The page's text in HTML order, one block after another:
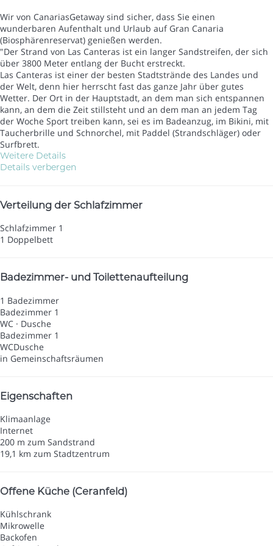
Wir von CanariasGetaway sind sicher, dass Sie einen
wunderbaren Aufenthalt und Urlaub auf Gran Canaria
(Biosphärenreservat) genießen werden.
"Der Strand von Las Canteras ist ein langer Sandstreifen, der sich
über 3800 Meter entlang der Bucht erstreckt.
Las Canteras ist einer der besten Stadtstrände des Landes und
der Welt, denn hier herrscht fast das ganze Jahr über gutes
Wetter. Der Ort in der Hauptstadt, an dem man sich entspannen
kann, an dem die Zeit stillsteht und an dem man an jedem Tag
der Woche Sport treiben kann, sei es im Badeanzug, im Bikini, mit
Taucherbrille und Schnorchel, mit Paddel (Strandschläger) oder
Surfbrett.
Weitere Details
Details verbergen
Verteilung der Schlafzimmer
Schlafzimmer 1
1 Doppelbett
Badezimmer- und Toilettenaufteilung
1 Badezimmer
Badezimmer 1
WC · Dusche
Badezimmer 1
WCDusche
in Gemeinschaftsräumen
Eigenschaften
Klimaanlage
Internet
200 m zum Sandstrand
19,1 km zum Stadtzentrum
Offene Küche (Ceranfeld)
Kühlschrank
Mikrowelle
Backofen